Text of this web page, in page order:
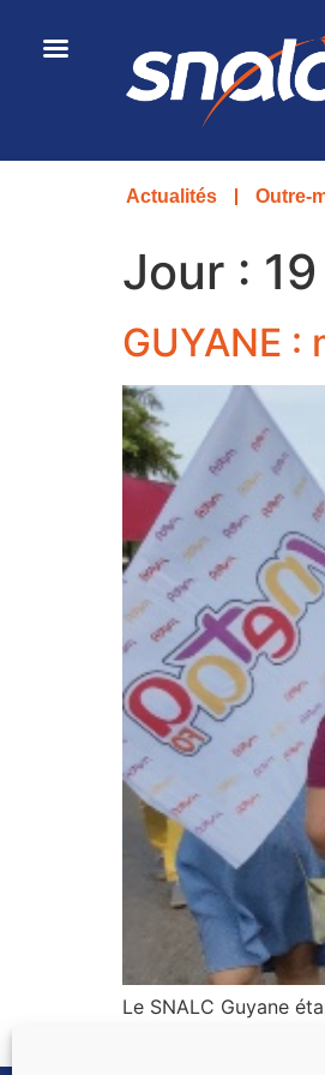
Actualités Outre-
Jour :
GUYANE
Le SNALC Guyane